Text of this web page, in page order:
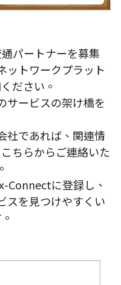
パートナーを募集
ットワークプラット
ださい。
サービスの架け橋を
社であれば、関連情
ちらからご連絡いた
Connectに登録し、
スを見つけやすくい